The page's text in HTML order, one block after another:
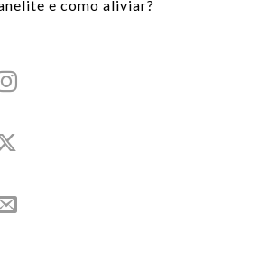
e como aliviar?